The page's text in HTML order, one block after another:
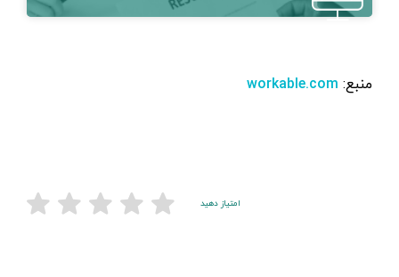
منبع: workable.com
امتیاز دهید